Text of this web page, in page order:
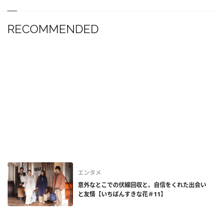
RECOMMENDED
エンタメ
意外なとこでの伏線回収と、自信をくれた出会い
と友情【いちばんすきな花＃11】